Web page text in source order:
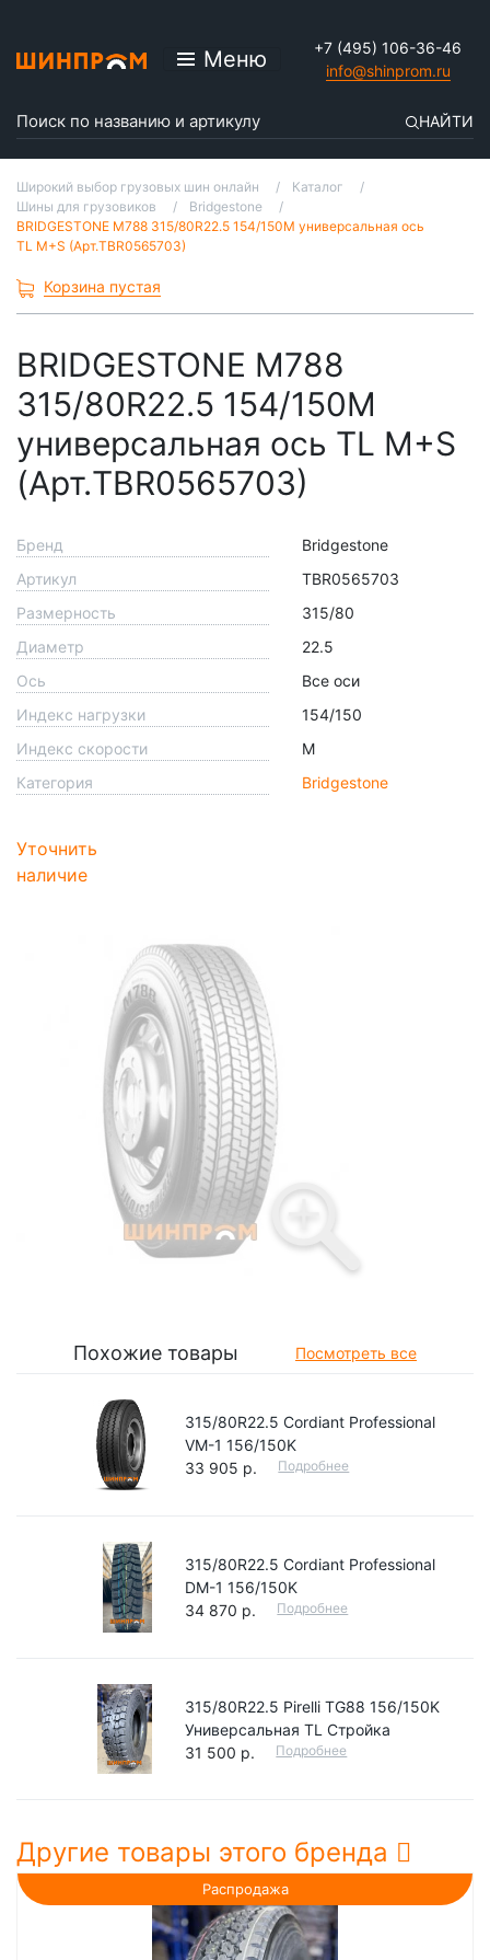
Меню
+7 (495) 106-36-46
info@shinprom.ru
НАЙТИ
Широкий выбор грузовых шин онлайн
Каталог
Шины для грузовиков
Bridgestone
BRIDGESTONE M788 315/80R22.5 154/150M универсальная ось
TL M+S (Арт.TBR0565703)
Корзина пустая
BRIDGESTONE M788
315/80R22.5 154/150M
универсальная ось TL M+S
(Арт.TBR0565703)
Бренд
Bridgestone
Артикул
TBR0565703
Размерность
315/80
Диаметр
22.5
Ось
Все оси
Индекс нагрузки
154/150
Индекс скорости
M
Категория
Bridgestone
Уточнить
наличие
Похожие товары Посмотреть все
315/80R22.5 Cordiant Professional
VM-1 156/150K
33 905 р.
Подробнее
315/80R22.5 Cordiant Professional
DM-1 156/150K
34 870 р.
Подробнее
315/80R22.5 Pirelli TG88 156/150K
Универсальная TL Стройка
31 500 р.
Подробнее
Другие товары этого бренда
Распродажа